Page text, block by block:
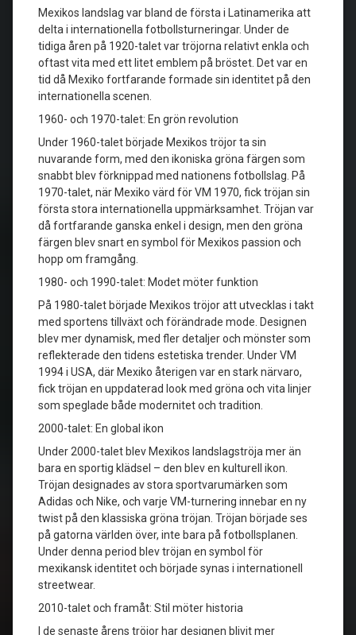
Mexikos landslag var bland de första i Latinamerika att
delta i internationella fotbollsturneringar. Under de
tidiga åren på 1920-talet var tröjorna relativt enkla och
oftast vita med ett litet emblem på bröstet. Det var en
tid då Mexiko fortfarande formade sin identitet på den
internationella scenen.
1960- och 1970-talet: En grön revolution
Under 1960-talet började Mexikos tröjor ta sin
nuvarande form, med den ikoniska gröna färgen som
snabbt blev förknippad med nationens fotbollslag. På
1970-talet, när Mexiko värd för VM 1970, fick tröjan sin
första stora internationella uppmärksamhet. Tröjan var
då fortfarande ganska enkel i design, men den gröna
färgen blev snart en symbol för Mexikos passion och
hopp om framgång.
1980- och 1990-talet: Modet möter funktion
På 1980-talet började Mexikos tröjor att utvecklas i takt
med sportens tillväxt och förändrade mode. Designen
blev mer dynamisk, med fler detaljer och mönster som
reflekterade den tidens estetiska trender. Under VM
1994 i USA, där Mexiko återigen var en stark närvaro,
fick tröjan en uppdaterad look med gröna och vita linjer
som speglade både modernitet och tradition.
2000-talet: En global ikon
Under 2000-talet blev Mexikos landslagströja mer än
bara en sportig klädsel – den blev en kulturell ikon.
Tröjan designades av stora sportvarumärken som
Adidas och Nike, och varje VM-turnering innebar en ny
twist på den klassiska gröna tröjan. Tröjan började ses
på gatorna världen över, inte bara på fotbollsplanen.
Under denna period blev tröjan en symbol för
mexikansk identitet och började synas i internationell
streetwear.
2010-talet och framåt: Stil möter historia
I de senaste årens tröjor har designen blivit mer